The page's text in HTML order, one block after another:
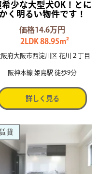
希少な大型犬OK！とに
かく明るい物件です！
価格14.6万円
2LDK 88.95m²
府大阪市西淀川区 花川２丁目
阪神本線 姫島駅 徒歩9分
詳しく見る
賃貸